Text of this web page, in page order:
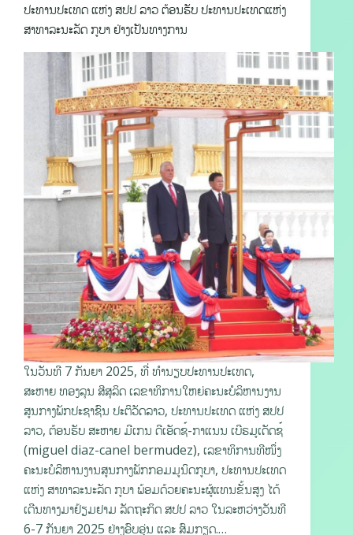
ປະທານປະເທດ ແຫ່ງ ສປປ ລາວ ຕ້ອນຮັບ ປະທານປະເທດແຫ່ງ
ສາທາລະນະລັດ ກູບາ ຢ່າງເປັນທາງການ
ໃນວັນທີ 7 ກັນຍາ 2025, ທີ່ ທໍານຽບປະທານປະເທດ,
ສະຫາຍ ທອງລຸນ ສີສຸລິດ ເລຂາທິການໃຫຍ່ຄະນະບໍລິຫານງານ
ສູນກາງພັກປະຊາຊົນ ປະຕິວັດລາວ, ປະທານປະເທດ ແຫ່ງ ສປປ
ລາວ, ຕ້ອນຮັບ ສະຫາຍ ມີເກນ ດີເອັດຊ໌-ກາແນນ ເບີຣມູເດັດຊ໌
(miguel diaz-canel bermudez), ເລຂາທິການທີໜຶ່ງ
ຄະນະບໍລິຫານງານສູນກາງພັກກອມມູນິດກູບາ, ປະທານປະເທດ
ແຫ່ງ ສາທາລະນະລັດ ກູບາ ພ້ອມດ້ວຍຄະນະຜູ້ແທນຂັ້ນສູງ ໄດ້
ເດີນທາງມາຢ້ຽມຢາມ ລັດຖະກິດ ສປປ ລາວ ໃນລະຫວ່າງວັນທີ
6-7 ກັນຍາ 2025 ຢ່າງອົບອຸ່ນ ແລະ ສົມກຽດ.…